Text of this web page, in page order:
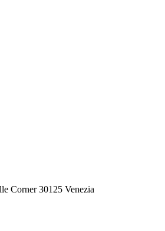
Corner 30125 Venezia